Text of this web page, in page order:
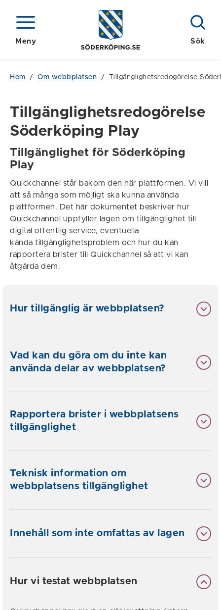
Meny Sök
Hem / Om webbplatsen / Tillgänglighetsredogörelse
Tillgänglighetsredogörelse
Söderköping Play
Tillgänglighet för Söderköping
Play
Quickchannel står bakom den här plattformen. Vi vill
att så många som möjligt ska kunna använda
plattformen. Det här dokumentet beskriver hur
Quickchannel uppfyller lagen om tillgänglighet till
digital offentlig service, eventuella
kända tillgänglighetsproblem och hur du kan
rapportera brister till Quickchannel så att vi kan
åtgärda dem.
Hur tillgänglig är webbplatsen?
Vad kan du göra om du inte kan
använda delar av webbplatsen?
Rapportera brister i webbplatsens
tillgänglighet
Teknisk information om
webbplatsens tillgänglighet
Innehåll som inte omfattas av lagen
Hur vi testat webbplatsen